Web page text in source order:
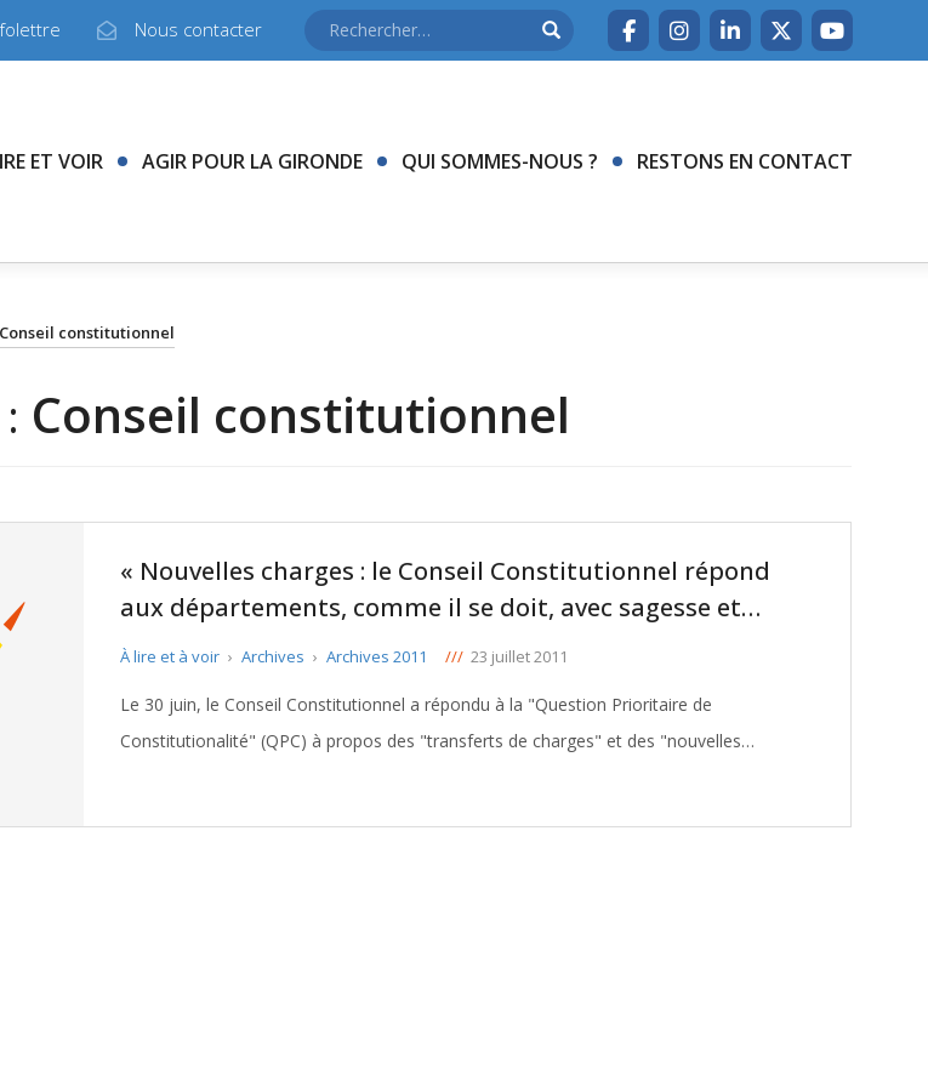
Nous contacter
ET VOIR AGIR POUR LA GIRONDE QUI SOMMES-NOUS ? RESTONS EN CONTACT
Conseil constitutionnel
Conseil constitutionnel
« Nouvelles charges : le Conseil Constitutionnel répond
aux départements, comme il se doit, avec sagesse et
discernement … »
À lire et à voir › Archives › Archives 2011 /// 23 juillet 2011
Le 30 juin, le Conseil Constitutionnel a répondu à la "Question Prioritaire de
Constitutionalité" (QPC) à propos des "transferts de charges" et des "nouvelles